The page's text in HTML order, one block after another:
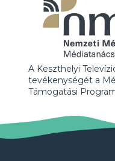
A Keszthelyi
tevékenységét a
Támogatási